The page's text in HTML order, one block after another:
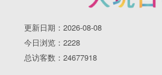
更新日期：2026-08-08
今日浏览：2228
总访客数：24677918